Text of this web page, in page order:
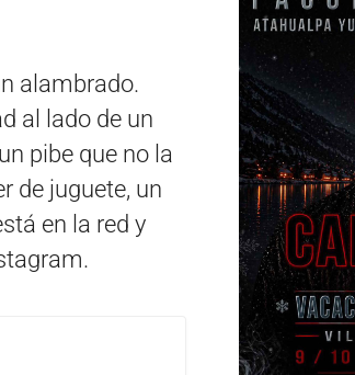
alambrado.
al lado de un
pibe que no la
de juguete, un
en la red y